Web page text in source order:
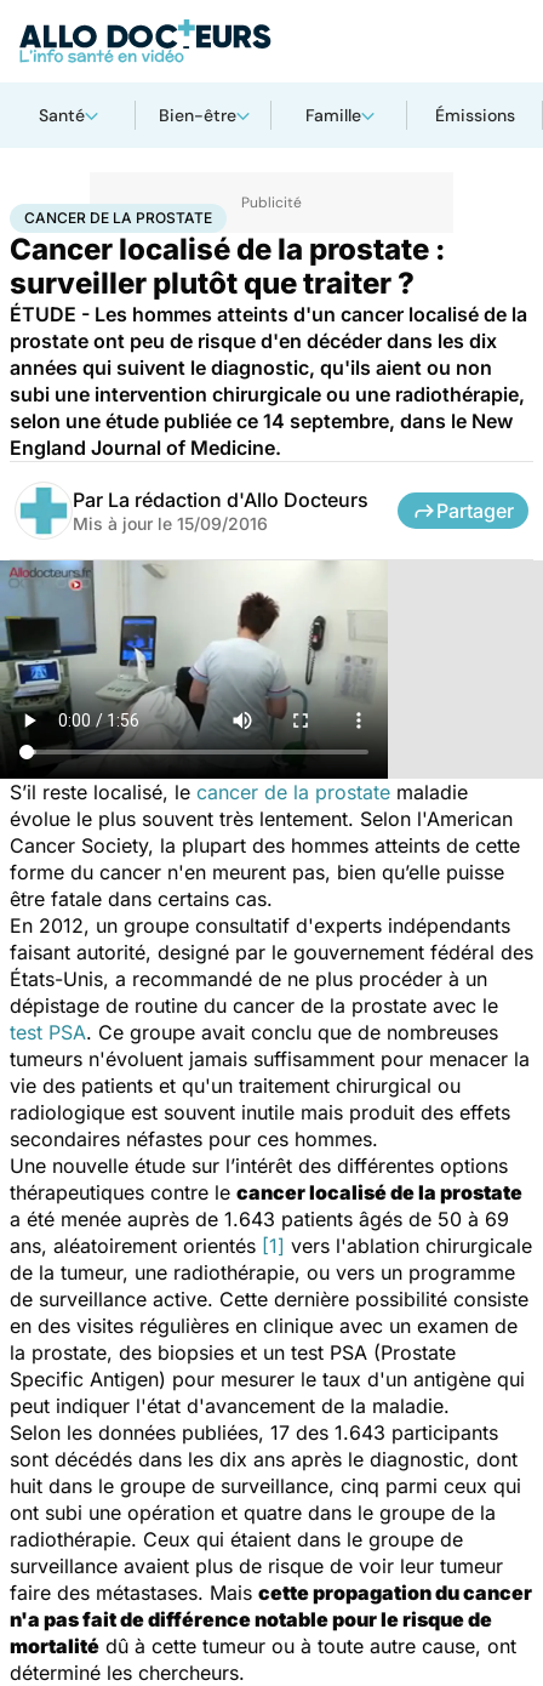
Santé Bien-être Famille Émissions
AccueilSanté MaladiesCancer Cancer de la prostate
CANCER DE LA PROSTATE
Cancer localisé de la prostate :
surveiller plutôt que traiter ?
ÉTUDE - Les hommes atteints d'un cancer localisé de la
prostate ont peu de risque d'en décéder dans les dix
années qui suivent le diagnostic, qu'ils aient ou non
subi une intervention chirurgicale ou une radiothérapie,
selon une étude publiée ce 14 septembre, dans le New
England Journal of Medicine.
Par La rédaction d'Allo Docteurs
Mis à jour le 15/09/2016
Partager
S’il reste localisé, le cancer de la prostate maladie
évolue le plus souvent très lentement. Selon l'American
Cancer Society, la plupart des hommes atteints de cette
forme du cancer n'en meurent pas, bien qu’elle puisse
être fatale dans certains cas.
En 2012, un groupe consultatif d'experts indépendants
faisant autorité, designé par le gouvernement fédéral des
États-Unis, a recommandé de ne plus procéder à un
dépistage de routine du cancer de la prostate avec le
test PSA. Ce groupe avait conclu que de nombreuses
tumeurs n'évoluent jamais suffisamment pour menacer la
vie des patients et qu'un traitement chirurgical ou
radiologique est souvent inutile mais produit des effets
secondaires néfastes pour ces hommes.
Une nouvelle étude sur l’intérêt des différentes options
thérapeutiques contre le cancer localisé de la prostate
a été menée auprès de 1.643 patients âgés de 50 à 69
ans, aléatoirement orientés [1] vers l'ablation chirurgicale
de la tumeur, une radiothérapie, ou vers un programme
de surveillance active. Cette dernière possibilité consiste
en des visites régulières en clinique avec un examen de
la prostate, des biopsies et un test PSA (Prostate
Specific Antigen) pour mesurer le taux d'un antigène qui
peut indiquer l'état d'avancement de la maladie.
Selon les données publiées, 17 des 1.643 participants
sont décédés dans les dix ans après le diagnostic, dont
huit dans le groupe de surveillance, cinq parmi ceux qui
ont subi une opération et quatre dans le groupe de la
radiothérapie. Ceux qui étaient dans le groupe de
surveillance avaient plus de risque de voir leur tumeur
faire des métastases. Mais cette propagation du cancer
n'a pas fait de différence notable pour le risque de
mortalité dû à cette tumeur ou à toute autre cause, ont
déterminé les chercheurs.